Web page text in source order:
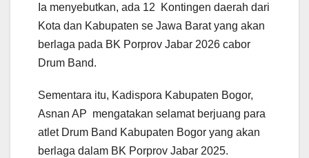
Ia menyebutkan, ada 12 Kontingen daerah dari
Kota dan Kabupaten se Jawa Barat yang akan
berlaga pada BK Porprov Jabar 2026 cabor
Drum Band.
Sementara itu, Kadispora Kabupaten Bogor,
Asnan AP mengatakan selamat berjuang para
atlet Drum Band Kabupaten Bogor yang akan
berlaga dalam BK Porprov Jabar 2025.